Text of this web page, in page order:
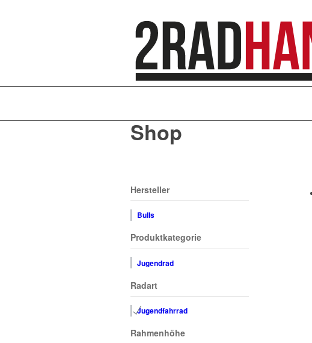
Shop
Hersteller
Bulls
Produktkategorie
Jugendrad
Radart
Jugendfahrrad
Rahmenhöhe